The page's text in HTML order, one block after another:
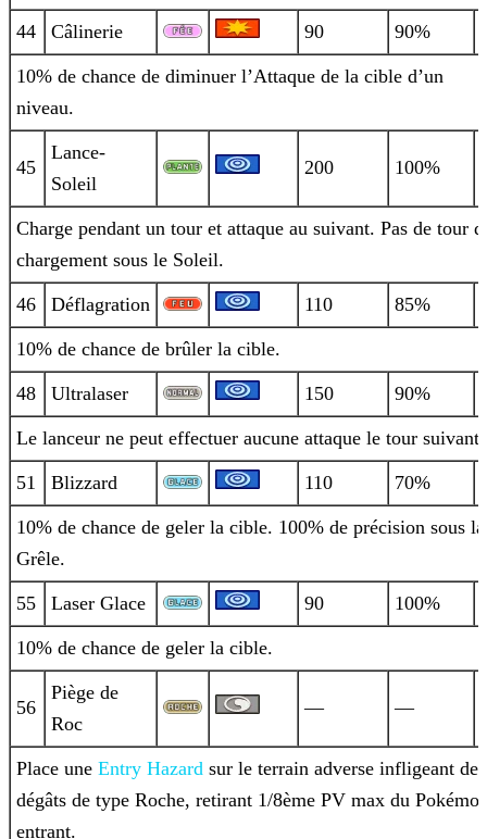
44 Câlinerie 90 90%
10% de chance de diminuer l’Attaque de la cible d’un
niveau.
45
Lance-
Soleil
200 100%
Charge pendant un tour et attaque au suivant. Pas de tour
chargement sous le Soleil.
46 Déflagration 110 85%
10% de chance de brûler la cible.
48 Ultralaser 150 90%
Le lanceur ne peut effectuer aucune attaque le tour suivant.
51 Blizzard 110 70%
10% de chance de geler la cible. 100% de précision sous la
Grêle.
55 Laser Glace 90 100%
10% de chance de geler la cible.
56
Piège de
Roc
— —
Place une Entry Hazard sur le terrain adverse infligeant des
dégâts de type Roche, retirant 1/8ème PV max du
entrant.